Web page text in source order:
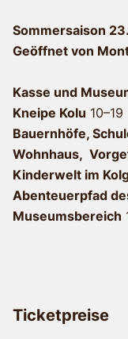
Sommersaison
Geöffnet von
Kasse und
Kneipe Kolu 10–19
Bauernhöfe,
Wohnhaus,
Kinderwelt im
Abenteuerpfad
Museumsbereich
Ticketpreise